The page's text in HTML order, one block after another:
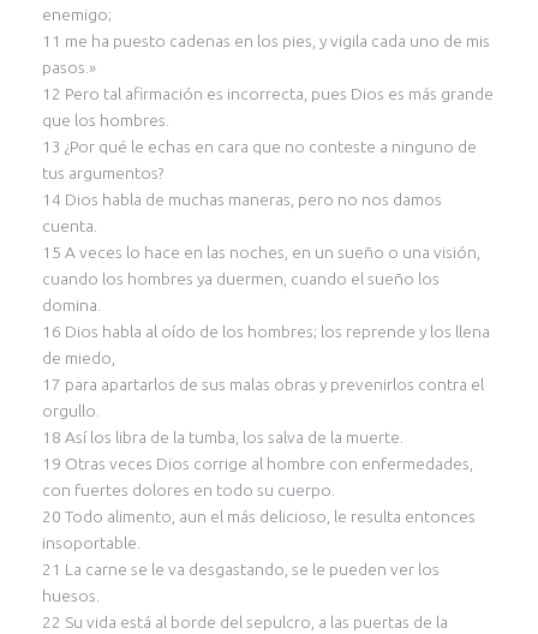
enemigo;
11 me ha puesto cadenas en los pies, y vigila cada uno de mis
pasos.»
12 Pero tal afirmación es incorrecta, pues Dios es más grande
que los hombres.
13 ¿Por qué le echas en cara que no conteste a ninguno de
tus argumentos?
14 Dios habla de muchas maneras, pero no nos damos
cuenta.
15 A veces lo hace en las noches, en un sueño o una visión,
cuando los hombres ya duermen, cuando el sueño los
domina.
16 Dios habla al oído de los hombres; los reprende y los llena
de miedo,
17 para apartarlos de sus malas obras y prevenirlos contra el
orgullo.
18 Así los libra de la tumba, los salva de la muerte.
19 Otras veces Dios corrige al hombre con enfermedades,
con fuertes dolores en todo su cuerpo.
20 Todo alimento, aun el más delicioso, le resulta entonces
insoportable.
21 La carne se le va desgastando, se le pueden ver los
huesos.
22 Su vida está al borde del sepulcro, a las puertas de la